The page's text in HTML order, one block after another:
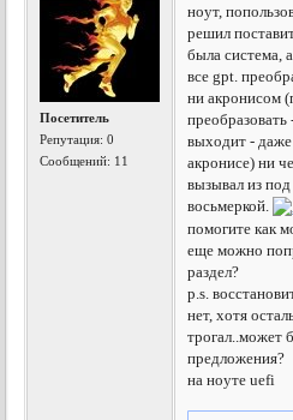
Посетитель
Репутация:0
Сообщений: 11
ноут,
решил
была система,
все gpt.
ни акронисом
преобразовать
выходит - даже
акронисе) ни
вызывал из
восьмеркой.
помогите как
еще можно
раздел?
p.s.
нет, хотя
трогал..может
предложения?
на ноуте uefi